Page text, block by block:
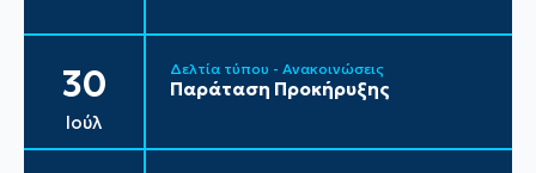
30
Ιούλ
Δελτία τύπου - Ανακοινώσεις
Παράταση Προκήρυξης